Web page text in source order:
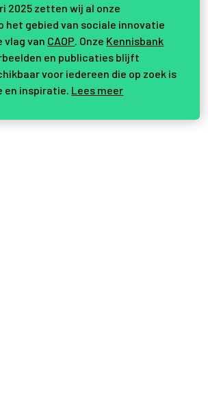
2025 zetten wij al onze
gebied van sociale innovatie
vlag van CAOP . Onze Kennisbank
en publicaties blijft
voor iedereen die op zoek is
en inspiratie. Lees meer